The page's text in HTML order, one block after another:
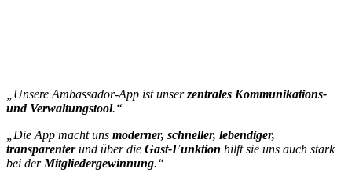
„Unsere Ambassador-App ist unserzentrales Kommunikations-
und Verwaltungstool.“
„Die App macht uns moderner, schneller, lebendiger,
transparenterund über die Gast-Funktion hilft sie uns auch stark
bei der Mitgliedergewinnung.“